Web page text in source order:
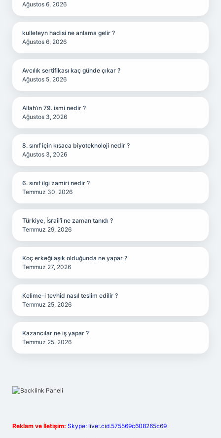
Ağustos 6, 2026
kulleteyn hadisi ne anlama gelir ?
Ağustos 6, 2026
Avcılık sertifikası kaç günde çıkar ?
Ağustos 5, 2026
Allah’ın 79. ismi nedir ?
Ağustos 3, 2026
8. sınıf için kısaca biyoteknoloji nedir ?
Ağustos 3, 2026
6. sınıf ilgi zamiri nedir ?
Temmuz 30, 2026
Türkiye, İsrail’i ne zaman tanıdı ?
Temmuz 29, 2026
Koç erkeği aşık olduğunda ne yapar ?
Temmuz 27, 2026
Kelime-i tevhid nasıl teslim edilir ?
Temmuz 25, 2026
Kazancılar ne iş yapar ?
Temmuz 25, 2026
Reklam ve İletişim: Skype: live:.cid.575569c608265c69